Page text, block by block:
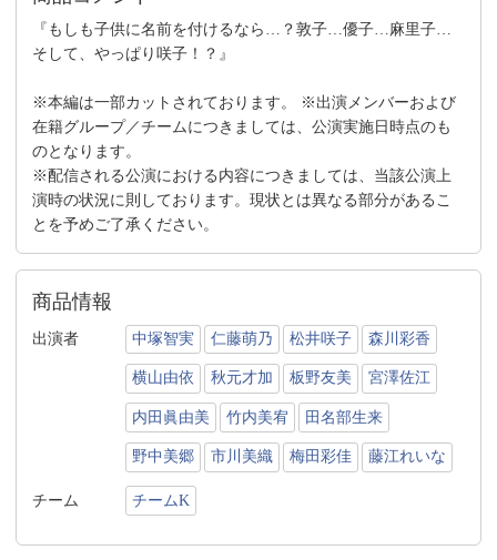
『もしも子供に名前を付けるなら…？敦子…優子…麻里子…
そして、やっぱり咲子！？』
※本編は一部カットされております。 ※出演メンバーおよび
在籍グループ／チームにつきましては、公演実施日時点のも
のとなります。
※配信される公演における内容につきましては、当該公演上
演時の状況に則しております。現状とは異なる部分があるこ
とを予めご了承ください。
商品情報
出演者 中塚智実 仁藤萌乃 松井咲子 森川彩香
横山由依 秋元才加 板野友美 宮澤佐江
内田眞由美 竹内美宥 田名部生来
野中美郷 市川美織 梅田彩佳 藤江れいな
チーム チームK